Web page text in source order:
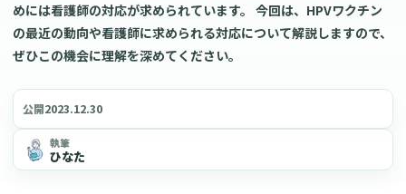
めには看護師の対応が求められています。 今回は、HPVワクチン
の最近の動向や看護師に求められる対応について解説しますので、
ぜひこの機会に理解を深めてください。
公開2023.12.30
執筆
ひなた